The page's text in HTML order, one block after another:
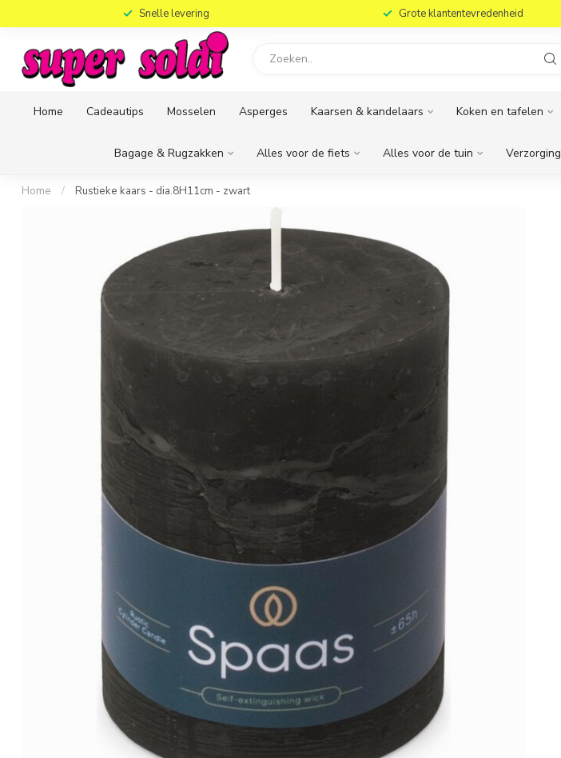
Snelle levering Grote klantentevredenheid
Home Cadeautips Mosselen Asperges Kaarsen & kandelaars Koken en tafelen
Bagage & Rugzakken Alles voor de fiets Alles voor de tuin Verzorging
Home / Rustieke kaars - dia.8H11cm - zwart